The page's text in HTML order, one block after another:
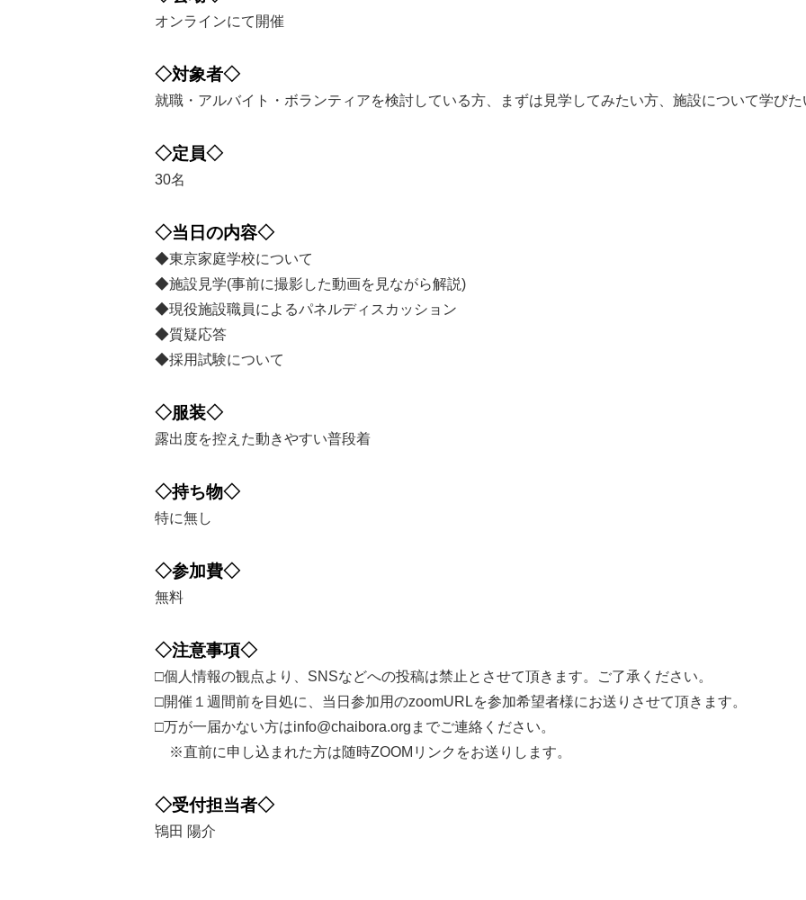
オンラインにて開催
◇対象者◇
就職・アルバイト・ボランティアを検討している方、まずは見学してみたい方、施設について学び
◇定員◇
30名
◇当日の内容◇
◆東京家庭学校について
◆施設見学(事前に撮影した動画を見ながら解説)
◆現役施設職員によるパネルディスカッション
◆質疑応答
◆採用試験について
◇服装◇
露出度を控えた動きやすい普段着
◇持ち物◇
特に無し
◇参加費◇
無料
◇注意事項◇
□個人情報の観点より、SNSなどへの投稿は禁止とさせて頂きます。ご了承ください。
□開催１週間前を目処に、当日参加用のzoomURLを参加希望者様にお送りさせて頂きます。
□万が一届かない方はinfo@chaibora.orgまでご連絡ください。
※直前に申し込まれた方は随時ZOOMリンクをお送りします。
◇受付担当者◇
鴇田 陽介